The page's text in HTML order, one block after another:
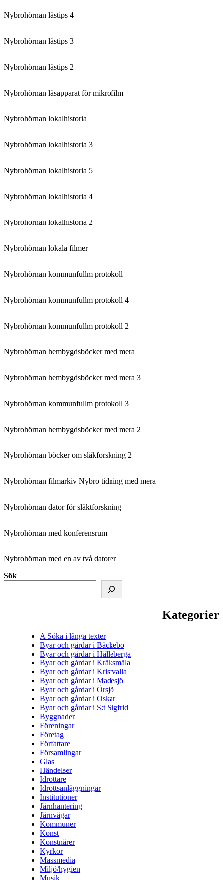
Nybrohörnan lästips 4
Nybrohörnan lästips 3
Nybrohörnan lästips 2
Nybrohörnan läsapparat för mikrofilm
Nybrohörnan lokalhistoria
Nybrohörnan lokalhistoria 3
Nybrohörnan lokalhistoria 5
Nybrohörnan lokalhistoria 4
Nybrohörnan lokalhistoria 2
Nybrohörnan lokala filmer
Nybrohörnan kommunfullm protokoll
Nybrohörnan kommunfullm protokoll 4
Nybrohörnan kommunfullm protokoll 2
Nybrohörnan hembygdsböcker med mera
Nybrohörnan hembygdsböcker med mera 3
Nybrohörnan kommunfullm protokoll 3
Nybrohörnan hembygdsböcker med mera 2
Nybrohörnan böcker om släkforskning 2
Nybrohörnan filmarkiv Nybro tidning med mera
Nybrohörnan dator för släktforskning
Nybrohörnan med konferensrum
Nybrohörnan med en av två datorer
Sök
Kategorier
A Söka i långa texter
Byar och gårdar i Bäckebo
Byar och gårdar i Hälleberga
Byar och gårdar i Kråksmåla
Byar och gårdar i Kristvalla
Byar och gårdar i Madesjö
Byar och gårdar i Örsjö
Byar och gårdar i Oskar
Byar och gårdar i S:t Sigfrid
Byggnader
Föreningar
Företag
Författare
Församlingar
Glas
Händelser
Idrottare
Idrottsanläggningar
Institutioner
Järnhantering
Järnvägar
Kommuner
Konst
Konstnärer
Kyrkor
Massmedia
Miljö/hygien
Musik